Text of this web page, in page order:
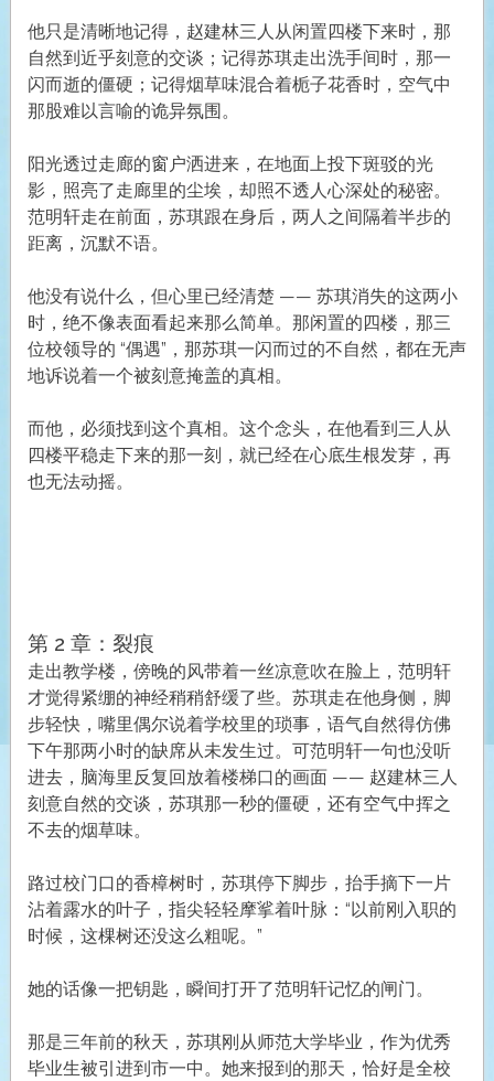
他只是清晰地记得，赵建林三人从闲置四楼下来时，那
自然到近乎刻意的交谈；记得苏琪走出洗手间时，那一
闪而逝的僵硬；记得烟草味混合着栀子花香时，空气中
那股难以言喻的诡异氛围。
阳光透过走廊的窗户洒进来，在地面上投下斑驳的光
影，照亮了走廊里的尘埃，却照不透人心深处的秘密。
范明轩走在前面，苏琪跟在身后，两人之间隔着半步的
距离，沉默不语。
他没有说什么，但心里已经清楚 —— 苏琪消失的这两小
时，绝不像表面看起来那么简单。那闲置的四楼，那三
位校领导的 “偶遇”，那苏琪一闪而过的不自然，都在无声
地诉说着一个被刻意掩盖的真相。
而他，必须找到这个真相。这个念头，在他看到三人从
四楼平稳走下来的那一刻，就已经在心底生根发芽，再
也无法动摇。
第 2 章：裂痕
走出教学楼，傍晚的风带着一丝凉意吹在脸上，范明轩
才觉得紧绷的神经稍稍舒缓了些。苏琪走在他身侧，脚
步轻快，嘴里偶尔说着学校里的琐事，语气自然得仿佛
下午那两小时的缺席从未发生过。可范明轩一句也没听
进去，脑海里反复回放着楼梯口的画面 —— 赵建林三人
刻意自然的交谈，苏琪那一秒的僵硬，还有空气中挥之
不去的烟草味。
路过校门口的香樟树时，苏琪停下脚步，抬手摘下一片
沾着露水的叶子，指尖轻轻摩挲着叶脉：“以前刚入职的
时候，这棵树还没这么粗呢。”
她的话像一把钥匙，瞬间打开了范明轩记忆的闸门。
那是三年前的秋天，苏琪刚从师范大学毕业，作为优秀
毕业生被引进到市一中。她来报到的那天，恰好是全校